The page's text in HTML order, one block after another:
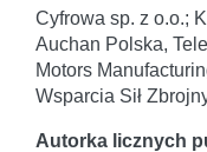
Cyfrowa sp. z o.o.;
Auchan Polska,
Motors
Wsparcia Sił
Autorka licznych